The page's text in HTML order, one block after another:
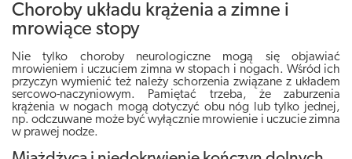
Choroby układu krążenia a zimne i
mrowiące stopy
Nie tylko choroby neurologiczne mogą się objawiać
mrowieniem i uczuciem zimna w stopach i nogach. Wśród ich
przyczyn wymienić też należy schorzenia związane z układem
sercowo-naczyniowym. Pamiętać trzeba, że zaburzenia
krążenia w nogach mogą dotyczyć obu nóg lub tylko jednej,
np. odczuwane może być wyłącznie mrowienie i uczucie zimna
w prawej nodze.